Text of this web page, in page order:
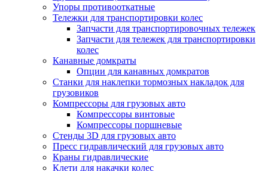
Упоры противооткатные
Тележки для транспортировки колес
Запчасти для транспортировочных тележек
Запчасти для тележек для транспортировки
колес
Канавные домкраты
Опции для канавных домкратов
Станки для наклепки тормозных накладок для
грузовиков
Компрессоры для грузовых авто
Компрессоры винтовые
Компрессоры поршневые
Стенды 3D для грузовых авто
Пресс гидравлический для грузовых авто
Краны гидравлические
Клети для накачки колес